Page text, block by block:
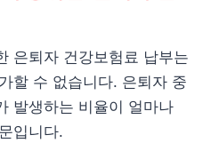
은퇴자 건강보험료 납부는
할 수 없습니다. 은퇴자 중
발생하는 비율이 얼마나
입니다.